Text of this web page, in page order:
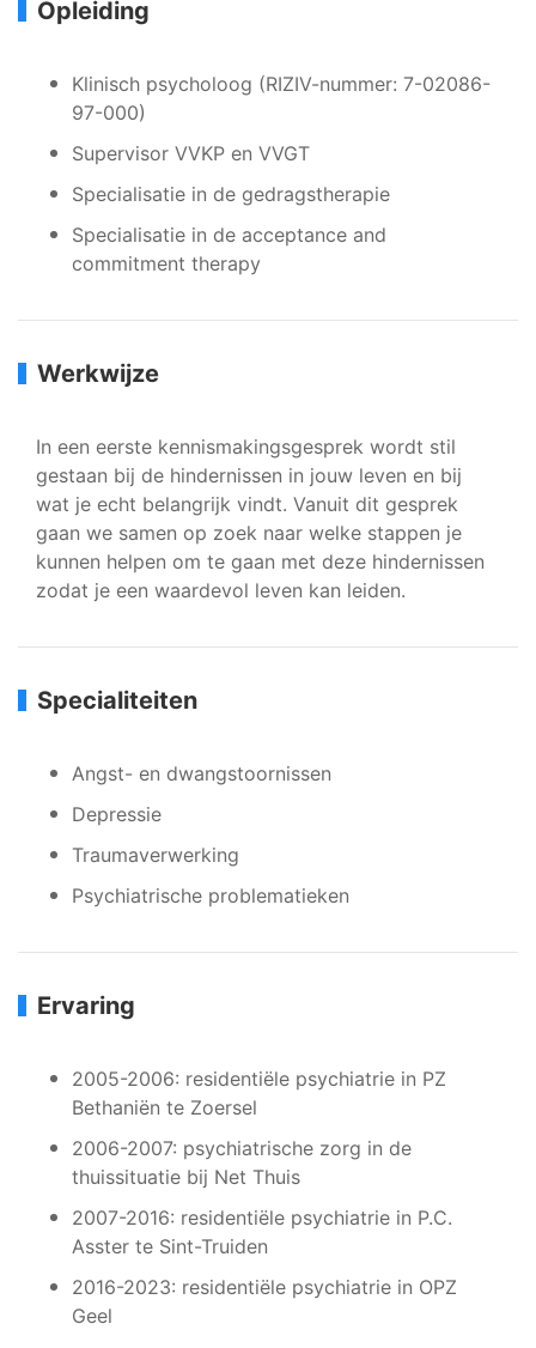
Opleiding
Klinisch psycholoog (RIZIV-nummer: 7-02086-
97-000)
Supervisor VVKP en VVGT
Specialisatie in de gedragstherapie
Specialisatie in de acceptance and
commitment therapy
Werkwijze
In een eerste kennismakingsgesprek wordt stil
gestaan bij de hindernissen in jouw leven en bij
wat je echt belangrijk vindt. Vanuit dit gesprek
gaan we samen op zoek naar welke stappen je
kunnen helpen om te gaan met deze hindernissen
zodat je een waardevol leven kan leiden.
Specialiteiten
Angst- en dwangstoornissen
Depressie
Traumaverwerking
Psychiatrische problematieken
Ervaring
2005-2006: residentiële psychiatrie in PZ
Bethaniën te Zoersel
2006-2007: psychiatrische zorg in de
thuissituatie bij Net Thuis
2007-2016: residentiële psychiatrie in P.C.
Asster te Sint-Truiden
2016-2023: residentiële psychiatrie in OPZ
Geel